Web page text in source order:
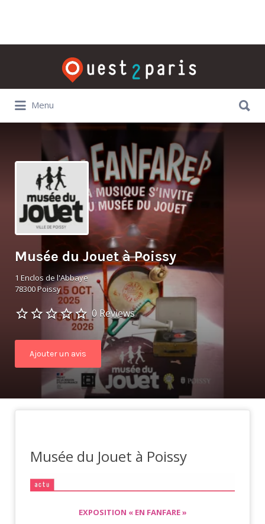
Rechercher:
Menu
Musée du Jouet à Poissy
1 Enclos de l'Abbaye
78300 Poissy
0 Reviews
Ajouter un avis
Musée du Jouet à Poissy
EXPOSITION « EN FANFARE »